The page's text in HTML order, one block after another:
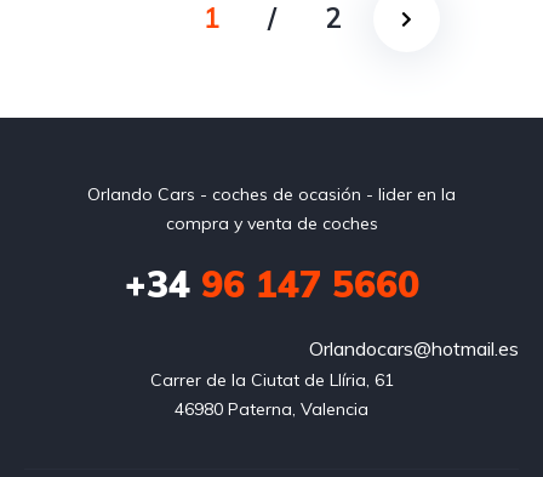
1 / 2
Orlando Cars - coches de ocasión - lider en la
compra y venta de coches
+3496 147 5660
Orlandocars@hotmail.es
Carrer de la Ciutat de Llíria, 61
46980 Paterna, Valencia